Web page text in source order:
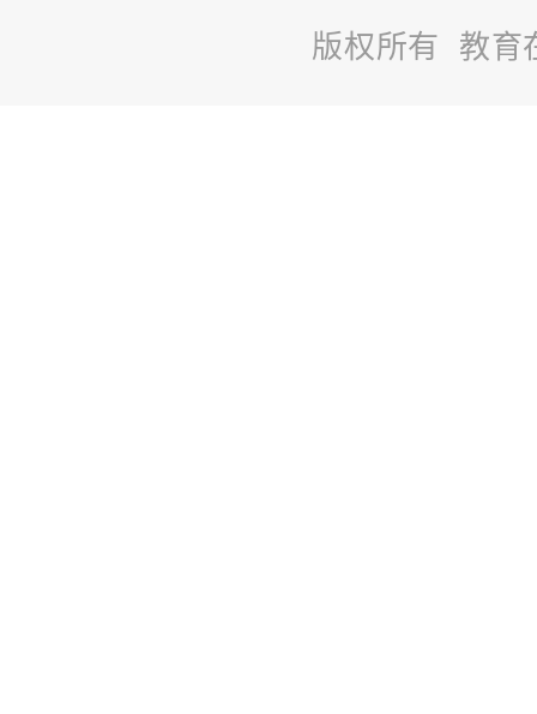
版权所有 教育